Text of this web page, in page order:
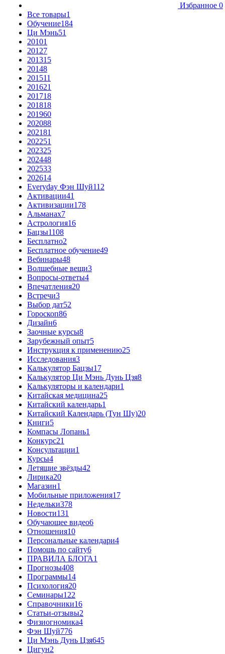
Избранное 0
Все товары1
Обучение184
Ци Мэнь51
20101
20127
201315
20148
201511
201621
201718
201818
201960
202088
202181
202251
202325
202448
202533
202614
Everyday Фэн Шуй112
Активации41
Активизации178
Альманах7
Астрология16
Бацзы1108
Бесплатно2
Бесплатное обучение49
Вебинары48
Волшебные вещи3
Вопросы-ответы4
Впечатления20
Встречи3
Выбор дат52
Гороскоп86
Дизайн6
Заочные курсы8
Зарубежный опыт5
Инструкция к применению25
Исследования3
Калькулятор Бацзы17
Калькулятор Ци Мэнь Дунь Цзя8
Калькуляторы и календари1
Китайская медицина25
Китайский календарь1
Китайский Календарь (Тун Шу)20
Книги5
Компасы Лопань1
Конкурс21
Консультации1
Курсы4
Летящие звёзды42
Лирика20
Магазин1
Мобильные приложения17
Недельки378
Новости131
Обучающее видео6
Отношения10
Персональные календари4
Помощь по сайту6
ПРАВИЛА БЛОГА1
Прогнозы408
Программы14
Психология20
Семинары122
Справочники16
Статьи-отзывы2
Физиогномика4
Фэн Шуй776
Ци Мэнь Дунь Цзя645
Цигун2